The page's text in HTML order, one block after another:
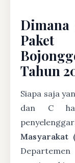
Dimana
Tahun
Siapa saja
dan C
Masyarakat